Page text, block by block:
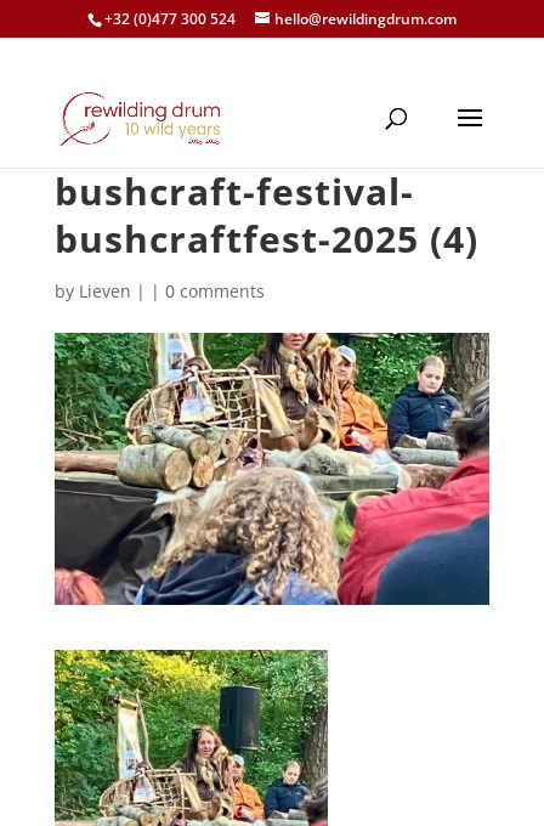
+32 (0)477 300 524 hello@rewildingdrum.com
bushcraft-festival-
bushcraftfest-2025 (4)
by Lieven | | 0 comments